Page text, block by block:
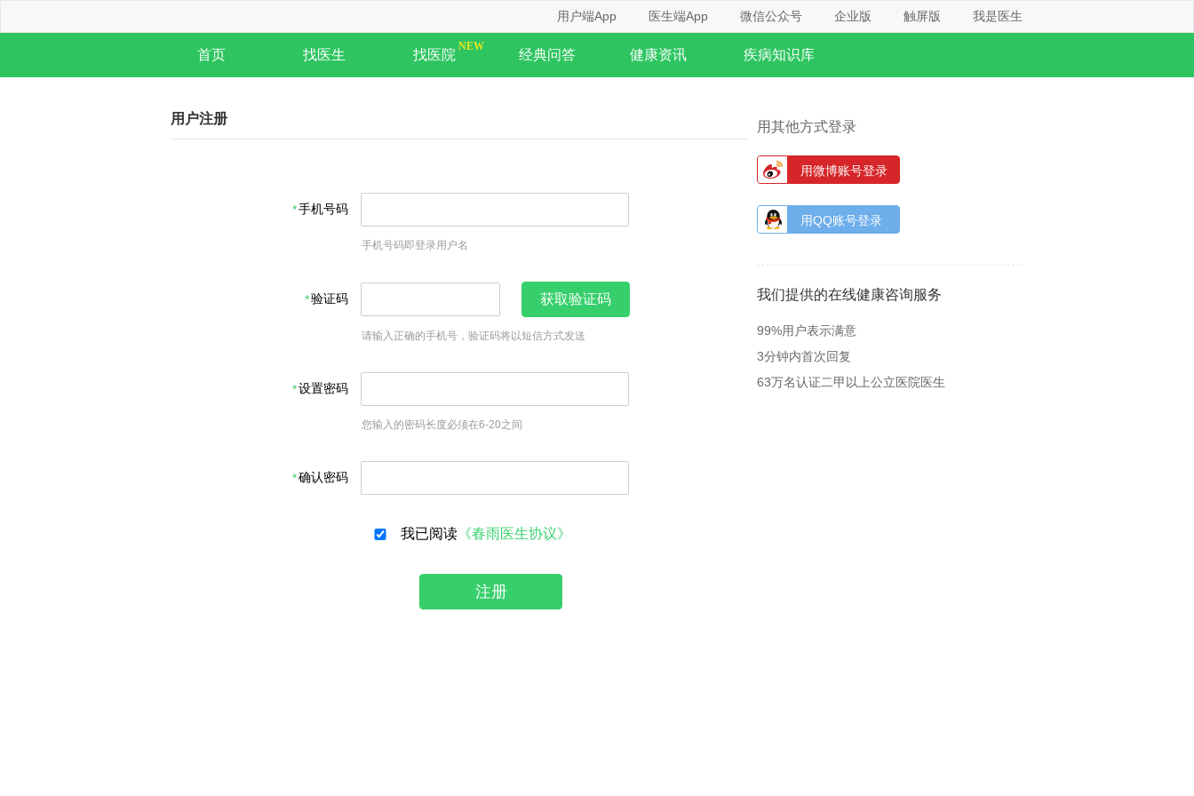
用户端App 医生端App 微信公众号 企业版 触屏版 我是医生
首页 找医生 找医院 经典问答 健康资讯 疾病知识库
用户注册
手机号码
手机号码即登录用户名
验证码 获取验证码
请输入正确的手机号，验证码将以短信方式发送
设置密码
您输入的密码长度必须在6-20之间
确认密码
我已阅读 《春雨医生协议》
注册
用其他方式登录
用微博账号登录
用QQ账号登录
我们提供的在线健康咨询服务
99%用户表示满意
3分钟内首次回复
63万名认证二甲以上公立医院医生